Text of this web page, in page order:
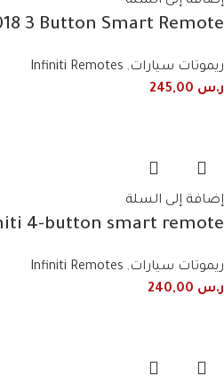
3 Button Smart Remote
ريموتات سيارات,
Infiniti Remotes
ر.س
إضافة إلى السلة
4-button smart remote
ريموتات سيارات,
Infiniti Remotes
ر.س